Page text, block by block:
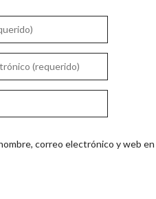
correo electrónico y web